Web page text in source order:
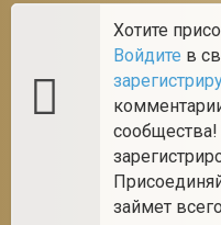
Хотите
Войдите в
займет